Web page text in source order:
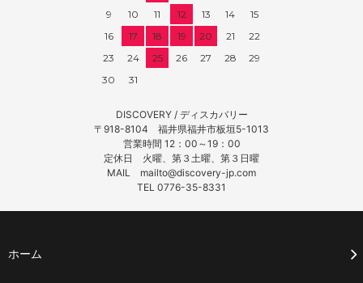
9
10 11 12 13 14
15
16
17 18 19 20 21
22
23
24 25 26 27 28
29
30
31
DISCOVERY / ディスカバリー
〒918-8104 福井県福井市板垣5-1013
営業時間 12：00～19：00
定休日 火曜、第３土曜、第３日曜
MAIL mailto@discovery-jp.com
TEL 0776-35-8331
ホーム